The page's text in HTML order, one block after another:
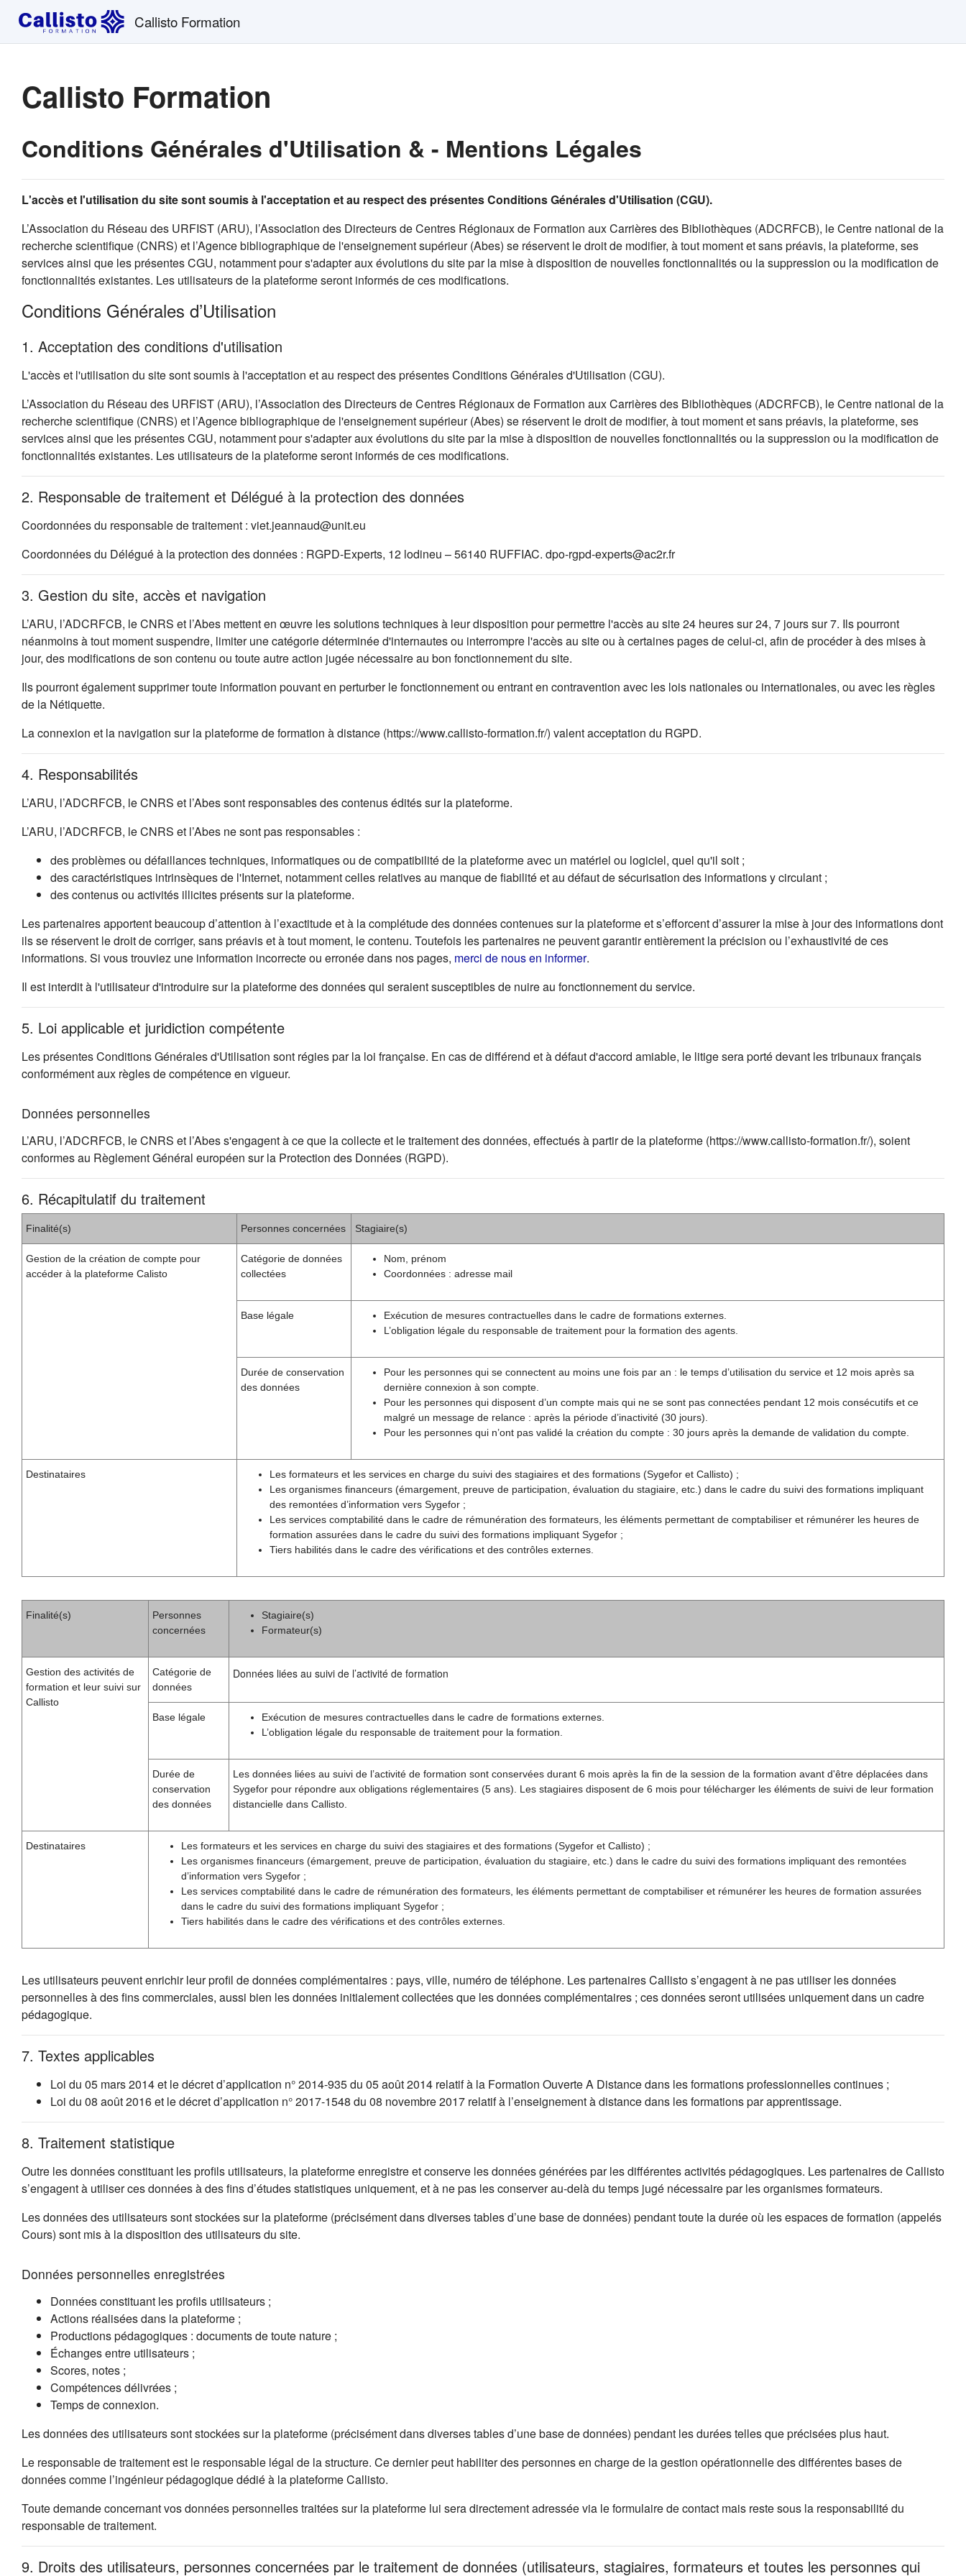
Passer au contenu principal
Callisto Formation
Callisto Formation
Conditions Générales d'Utilisation & - Mentions Légales
L'accès et l'utilisation du site sont soumis à l'acceptation et au respect des présentes Conditions Générales d'Utilisation (CGU).
L’Association du Réseau des URFIST (ARU), l’Association des Directeurs de Centres Régionaux de Formation aux Carrières des Bibliothèques (ADCRFCB), le Centre national de la
recherche scientifique (CNRS) et l’Agence bibliographique de l'enseignement supérieur (Abes) se réservent le droit de modifier, à tout moment et sans préavis, la plateforme, ses
services ainsi que les présentes CGU, notamment pour s'adapter aux évolutions du site par la mise à disposition de nouvelles fonctionnalités ou la suppression ou la modification de
fonctionnalités existantes. Les utilisateurs de la plateforme seront informés de ces modifications.
Conditions Générales d’Utilisation
1. Acceptation des conditions d'utilisation
L'accès et l'utilisation du site sont soumis à l'acceptation et au respect des présentes Conditions Générales d'Utilisation (CGU).
L’Association du Réseau des URFIST (ARU), l’Association des Directeurs de Centres Régionaux de Formation aux Carrières des Bibliothèques (ADCRFCB), le Centre national de la
recherche scientifique (CNRS) et l’Agence bibliographique de l'enseignement supérieur (Abes) se réservent le droit de modifier, à tout moment et sans préavis, la plateforme, ses
services ainsi que les présentes CGU, notamment pour s'adapter aux évolutions du site par la mise à disposition de nouvelles fonctionnalités ou la suppression ou la modification de
fonctionnalités existantes. Les utilisateurs de la plateforme seront informés de ces modifications.
2. Responsable de traitement et Délégué à la protection des données
Coordonnées du responsable de traitement : viet.jeannaud@unit.eu
Coordonnées du Délégué à la protection des données : RGPD-Experts, 12 lodineu – 56140 RUFFIAC. dpo-rgpd-experts@ac2r.fr
3. Gestion du site, accès et navigation
L’ARU, l’ADCRFCB, le CNRS et l’Abes mettent en œuvre les solutions techniques à leur disposition pour permettre l'accès au site 24 heures sur 24, 7 jours sur 7. Ils pourront
néanmoins à tout moment suspendre, limiter une catégorie déterminée d'internautes ou interrompre l'accès au site ou à certaines pages de celui-ci, afin de procéder à des mises à
jour, des modifications de son contenu ou toute autre action jugée nécessaire au bon fonctionnement du site.
Ils pourront également supprimer toute information pouvant en perturber le fonctionnement ou entrant en contravention avec les lois nationales ou internationales, ou avec les règles
de la Nétiquette.
La connexion et la navigation sur la plateforme de formation à distance (https://www.callisto-formation.fr/) valent acceptation du RGPD.
4. Responsabilités
L’ARU, l’ADCRFCB, le CNRS et l’Abes sont responsables des contenus édités sur la plateforme.
L’ARU, l’ADCRFCB, le CNRS et l’Abes ne sont pas responsables :
des problèmes ou défaillances techniques, informatiques ou de compatibilité de la plateforme avec un matériel ou logiciel, quel qu'il soit ;
des caractéristiques intrinsèques de l'Internet, notamment celles relatives au manque de fiabilité et au défaut de sécurisation des informations y circulant ;
des contenus ou activités illicites présents sur la plateforme.
Les partenaires apportent beaucoup d’attention à l’exactitude et à la complétude des données contenues sur la plateforme et s’efforcent d’assurer la mise à jour des informations dont
ils se réservent le droit de corriger, sans préavis et à tout moment, le contenu. Toutefois les partenaires ne peuvent garantir entièrement la précision ou l’exhaustivité de ces
informations. Si vous trouviez une information incorrecte ou erronée dans nos pages, merci de nous en informer(s'ouvre dans un nouvel onglet)
.
Il est interdit à l'utilisateur d'introduire sur la plateforme des données qui seraient susceptibles de nuire au fonctionnement du service.
5. Loi applicable et juridiction compétente
Les présentes Conditions Générales d'Utilisation sont régies par la loi française. En cas de différend et à défaut d'accord amiable, le litige sera porté devant les tribunaux français
conformément aux règles de compétence en vigueur.
Données personnelles
L’ARU, l’ADCRFCB, le CNRS et l’Abes s'engagent à ce que la collecte et le traitement des données, effectués à partir de la plateforme (https://www.callisto-formation.fr/), soient
conformes au Règlement Général européen sur la Protection des Données (RGPD).
6. Récapitulatif du traitement
Finalité(s) Personnes concernées Stagiaire(s)
Gestion de la création de compte pour
accéder à la plateforme Calisto
Catégorie de données
collectées
Nom, prénom
Coordonnées : adresse mail
Base légale
Exécution de mesures contractuelles dans le cadre de formations externes.
L’obligation légale du responsable de traitement pour la formation des agents.
Durée de conservation
des données
Pour les personnes qui se connectent au moins une fois par an : le temps d’utilisation du service et 12 mois après sa
dernière connexion à son compte.
Pour les personnes qui disposent d’un compte mais qui ne se sont pas connectées pendant 12 mois consécutifs et ce
malgré un message de relance : après la période d’inactivité (30 jours).
Pour les personnes qui n’ont pas validé la création du compte : 30 jours après la demande de validation du compte.
Destinataires
Les formateurs et les services en charge du suivi des stagiaires et des formations (Sygefor et Callisto) ;
Les organismes financeurs (émargement, preuve de participation, évaluation du stagiaire, etc.) dans le cadre du suivi des formations impliquant
des remontées d’information vers Sygefor ;
Les services comptabilité dans le cadre de rémunération des formateurs, les éléments permettant de comptabiliser et rémunérer les heures de
formation assurées dans le cadre du suivi des formations impliquant Sygefor ;
Tiers habilités dans le cadre des vérifications et des contrôles externes.
Finalité(s)
Personnes
concernées
Stagiaire(s)
Formateur(s)
Gestion des activités de
formation et leur suivi sur
Callisto
Catégorie de
données
Données liées au suivi de l’activité de formation
Base légale
Exécution de mesures contractuelles dans le cadre de formations externes.
L’obligation légale du responsable de traitement pour la formation.
Durée de
conservation
des données
Les données liées au suivi de l’activité de formation sont conservées durant 6 mois après la fin de la session de la formation avant d'être déplacées dans
Sygefor pour répondre aux obligations réglementaires (5 ans). Les stagiaires disposent de 6 mois pour télécharger les éléments de suivi de leur formation
distancielle dans Callisto.
Destinataires
Les formateurs et les services en charge du suivi des stagiaires et des formations (Sygefor et Callisto) ;
Les organismes financeurs (émargement, preuve de participation, évaluation du stagiaire, etc.) dans le cadre du suivi des formations impliquant des remontées
d’information vers Sygefor ;
Les services comptabilité dans le cadre de rémunération des formateurs, les éléments permettant de comptabiliser et rémunérer les heures de formation assurées
dans le cadre du suivi des formations impliquant Sygefor ;
Tiers habilités dans le cadre des vérifications et des contrôles externes.
Les utilisateurs peuvent enrichir leur profil de données complémentaires : pays, ville, numéro de téléphone. Les partenaires Callisto s’engagent à ne pas utiliser les données
personnelles à des fins commerciales, aussi bien les données initialement collectées que les données complémentaires ; ces données seront utilisées uniquement dans un cadre
pédagogique.
7. Textes applicables
Loi du 05 mars 2014 et le décret d’application n° 2014-935 du 05 août 2014 relatif à la Formation Ouverte A Distance dans les formations professionnelles continues ;
Loi du 08 août 2016 et le décret d’application n° 2017-1548 du 08 novembre 2017 relatif à l’enseignement à distance dans les formations par apprentissage.
8. Traitement statistique
Outre les données constituant les profils utilisateurs, la plateforme enregistre et conserve les données générées par les différentes activités pédagogiques. Les partenaires de Callisto
s’engagent à utiliser ces données à des fins d’études statistiques uniquement, et à ne pas les conserver au-delà du temps jugé nécessaire par les organismes formateurs.
Les données des utilisateurs sont stockées sur la plateforme (précisément dans diverses tables d’une base de données) pendant toute la durée où les espaces de formation (appelés
Cours) sont mis à la disposition des utilisateurs du site.
Données personnelles enregistrées
Données constituant les profils utilisateurs ;
Actions réalisées dans la plateforme ;
Productions pédagogiques : documents de toute nature ;
Échanges entre utilisateurs ;
Scores, notes ;
Compétences délivrées ;
Temps de connexion.
Les données des utilisateurs sont stockées sur la plateforme (précisément dans diverses tables d’une base de données) pendant les durées telles que précisées plus haut.
Le responsable de traitement est le responsable légal de la structure. Ce dernier peut habiliter des personnes en charge de la gestion opérationnelle des différentes bases de
données comme l’ingénieur pédagogique dédié à la plateforme Callisto.
Toute demande concernant vos données personnelles traitées sur la plateforme lui sera directement adressée via le formulaire de contact mais reste sous la responsabilité du
responsable de traitement.
9. Droits des utilisateurs, personnes concernées par le traitement de données (utilisateurs, stagiaires, formateurs et toutes les personnes qui